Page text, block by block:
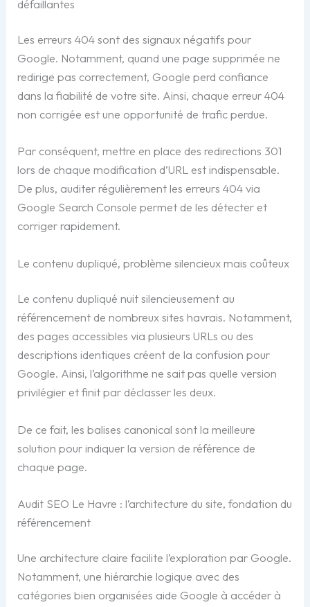
défaillantes
Les erreurs 404 sont des signaux négatifs pour
Google. Notamment, quand une page supprimée ne
redirige pas correctement, Google perd confiance
dans la fiabilité de votre site. Ainsi, chaque erreur 404
non corrigée est une opportunité de trafic perdue.
Par conséquent, mettre en place des redirections 301
lors de chaque modification d’URL est indispensable.
De plus, auditer régulièrement les erreurs 404 via
Google Search Console permet de les détecter et
corriger rapidement.
Le contenu dupliqué, problème silencieux mais coûteux
Le contenu dupliqué nuit silencieusement au
référencement de nombreux sites havrais. Notamment,
des pages accessibles via plusieurs URLs ou des
descriptions identiques créent de la confusion pour
Google. Ainsi, l’algorithme ne sait pas quelle version
privilégier et finit par déclasser les deux.
De ce fait, les balises canonical sont la meilleure
solution pour indiquer la version de référence de
chaque page.
Audit SEO Le Havre : l’architecture du site, fondation du
référencement
Une architecture claire facilite l’exploration par Google.
Notamment, une hiérarchie logique avec des
catégories bien organisées aide Google à accéder à